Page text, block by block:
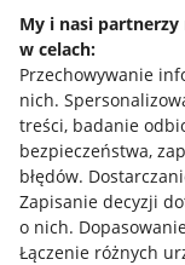
My i nasi
w celach:
Przechowywanie
nich.
treści, badanie
bezpieczeństwa,
błędów.
Zapisanie decyzji
o nich.
Łączenie różnych
Allegro Gadane dla
Allegro Gadane dla
Mapa miejscowości
Informacje
Regulamin